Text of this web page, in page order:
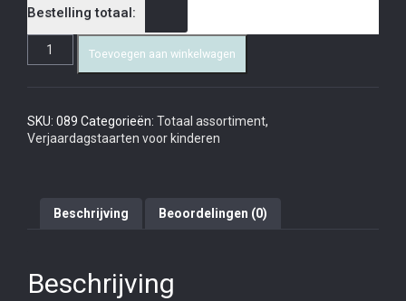
Bestelling totaal:
Toevoegen aan winkelwagen
SKU: 089 Categorieën: Totaal assortiment,
Verjaardagstaarten voor kinderen
Beschrijving Beoordelingen (0)
Beschrijving